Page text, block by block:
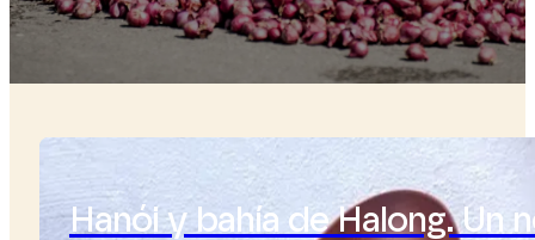
Hanói y bahía de Halong. Un